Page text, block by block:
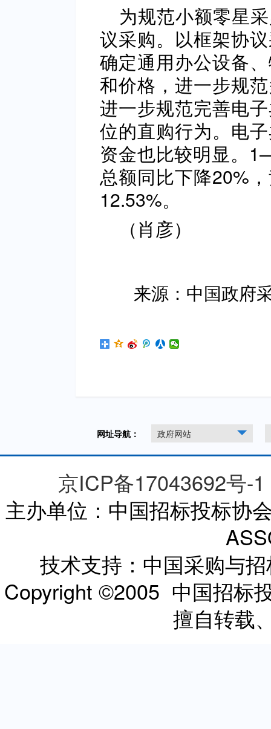
为规范小额零星
议采购。以框架协
确定通用办公设备
和价格，进一步规
进一步规范完善电
位的直购行为。电
资金也比较明显。
总额同比下降20%
12.53%。
（肖彦）
来源：中国政府
网址导航： 政府网站
京ICP备17043692号-1
主办单位：中国招标投标协
技术支持：中国采购与
Copyright ©2005 中国招标
擅自转载